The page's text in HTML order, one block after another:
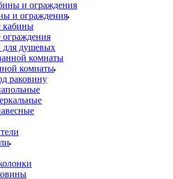
и ограждения
кабины
душевых
комнаты
раковину